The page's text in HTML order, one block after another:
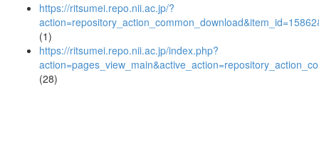
https://ritsumei.repo.nii.ac.jp/?
(1)
https://ritsumei.repo.nii.ac.jp/index.php?
(28)